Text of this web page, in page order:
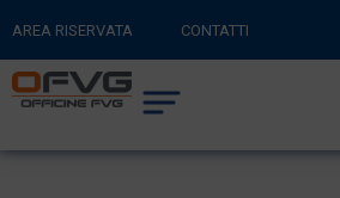
AREA RISERVATA CONTATTI
RITORNA AL SITO PRINCIPALE
CARRELLO